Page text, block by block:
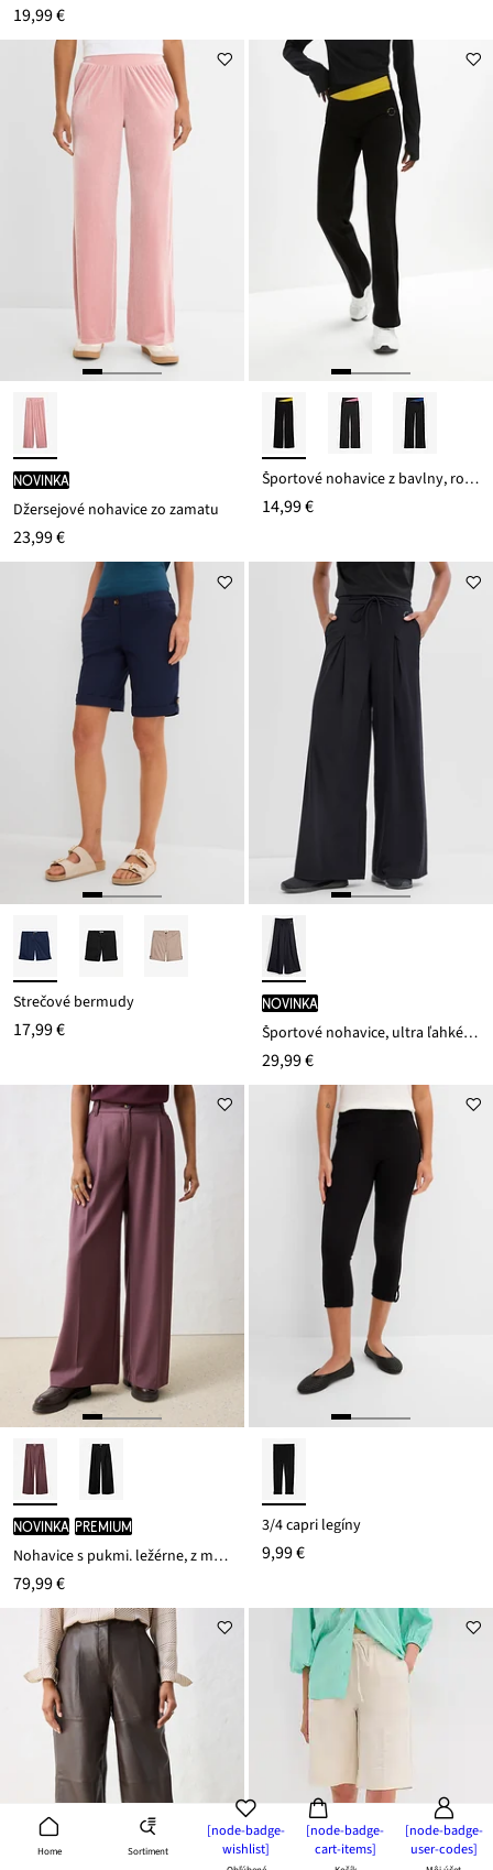
Home Sortiment
[node-badge-
wishlist]
[node-badge-
cart-items]
[node-badge-
user-codes]
19,99 €
novinka
Džersejové nohavice zo zamatu
23,99 €
Športové nohavice z bavlny, rozšírené
14,99 €
Strečové bermudy
17,99 €
novinka
Športové nohavice, ultra ľahké, ozdobné záhyby, rýchloschnúce
29,99 €
novinka PREMIUM
Nohavice s pukmi. ležérne, z mäkkého vlneného podielu
79,99 €
3/4 capri legíny
9,99 €